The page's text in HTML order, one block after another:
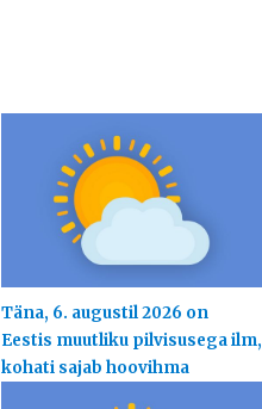
Täna, 6. augustil 2026 on
Eestis muutliku pilvisusega ilm,
kohati sajab hoovihma